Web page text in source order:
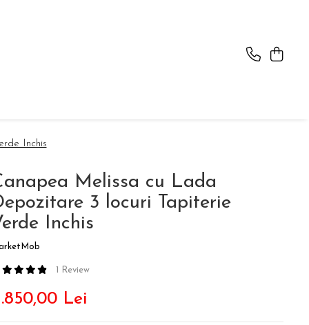
Inchis
Melissa cu Lada
3 locuri Tapiterie
Inchis
1 Review
Lei